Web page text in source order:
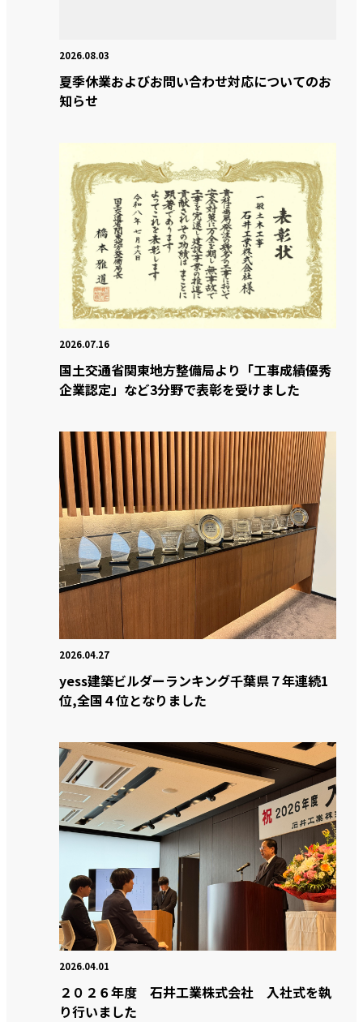
2026.08.03
夏季休業およびお問い合わせ対応についてのお
知らせ
2026.07.16
国土交通省関東地方整備局より「工事成績優秀
企業認定」など3分野で表彰を受けました
2026.04.27
yess建築ビルダーランキング千葉県７年連続1
位,全国４位となりました
2026.04.01
２０２６年度 石井工業株式会社 入社式を執
り行いました